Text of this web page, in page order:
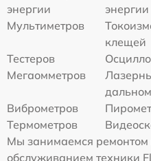
энергии
энергии
Мультиметров
клещей
Тестеров
Мегаомметров
Виброметров
Термометров
Мы занимаемся ремонтом
обслуживанием техники